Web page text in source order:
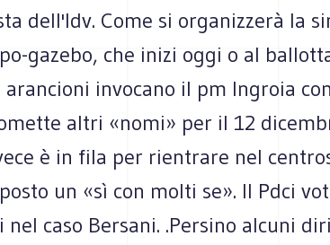
dell'Idv. Come si organizzerà la
gazebo, che inizi oggi o al
arancioni invocano il pm Ingroia
altri «nomi» per il 12
è in fila per rientrare nel
un «sì con molti se». Il Pdci
nel caso Bersani. .Persino alcuni